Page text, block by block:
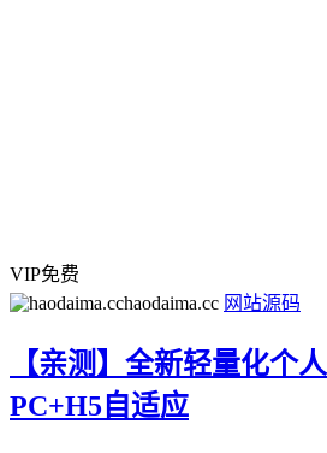
VIP免费
haodaima.cc 网站源码
【亲测】全新轻量化个
PC+H5自适应